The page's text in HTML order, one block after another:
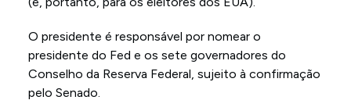
O presidente é responsável por nomear o
presidente do Fed e os sete governadores do
Conselho da Reserva Federal, sujeito à confirmação
pelo Senado.